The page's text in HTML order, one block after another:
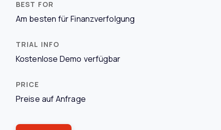
Am besten für Finanzverfolgung
Kostenlose Demo verfügbar
Preise auf Anfrage